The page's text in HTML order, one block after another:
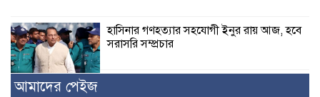
হাসিনার গণহত্যার সহযোগী ইনুর রায় আজ, হবে
সরাসরি সম্প্রচার
আমাদের পেইজ